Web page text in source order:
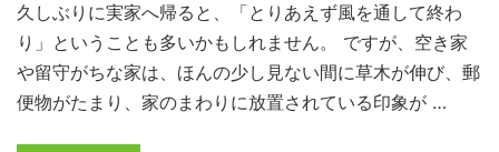
久しぶりに実家へ帰ると、「とりあえず風を通して終わ
り」ということも多いかもしれません。 ですが、空き家
や留守がちな家は、ほんの少し見ない間に草木が伸び、郵
便物がたまり、家のまわりに放置されている印象が …